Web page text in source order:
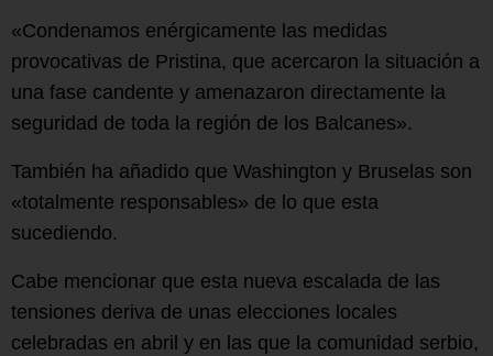
«Condenamos enérgicamente las medidas
provocativas de Pristina, que acercaron la situación a
una fase candente y amenazaron directamente la
seguridad de toda la región de los Balcanes».
También ha añadido que Washington y Bruselas son
«totalmente responsables» de lo que esta
sucediendo.
Cabe mencionar que esta nueva escalada de las
tensiones deriva de unas elecciones locales
celebradas en abril y en las que la comunidad serbio,